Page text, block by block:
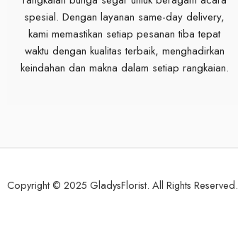
spesial. Dengan layanan same-day delivery,
kami memastikan setiap pesanan tiba tepat
waktu dengan kualitas terbaik, menghadirkan
keindahan dan makna dalam setiap rangkaian.
Copyright © 2025 GladysFlorist. All Rights Reserved.